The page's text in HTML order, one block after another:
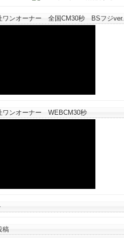
ワンオーナー 全国CM30秒 BSフジver.
ワンオーナー WEBCM30秒
稿